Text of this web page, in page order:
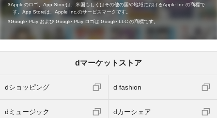
Appleのロゴ、App Storeは、米国もしくはその他の国や地域におけるApple Inc.の商標で
す。App Storeは、Apple Inc.のサービスマークです。
Google Play および Google Play ロゴは Google LLC の商標です。
dマーケットストア
dショッピング d fashion
dミュージック dカーシェア